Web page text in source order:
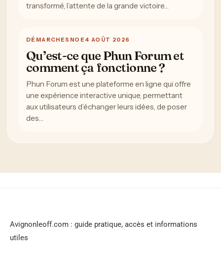
transformé, l’attente de la grande victoire…
DÉMARCHES NOE 4 AOÛT 2026
Qu’est-ce que Phun Forum et
comment ça fonctionne ?
Phun Forum est une plateforme en ligne qui offre
une expérience interactive unique, permettant
aux utilisateurs d’échanger leurs idées, de poser
des…
Avignonleoff.com : guide pratique, accès et informations
utiles